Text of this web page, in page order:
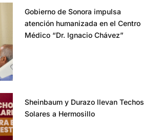
Gobierno de Sonora impulsa
atención humanizada en el Centro
Médico “Dr. Ignacio Chávez”
Sheinbaum y Durazo llevan Techos
Solares a Hermosillo